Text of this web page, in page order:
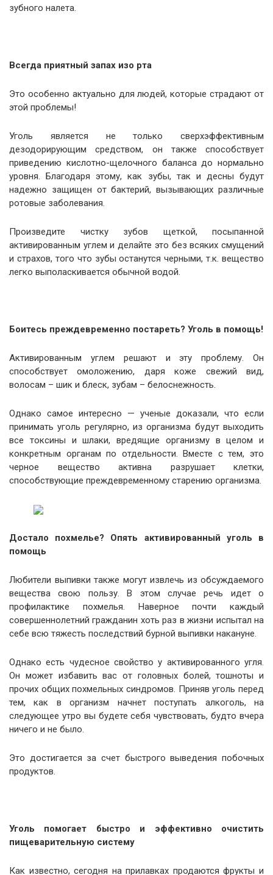
зубного налета.
Всегда приятный запах изо рта
Это особенно актуально для людей, которые страдают от
этой проблемы!
Уголь является не только сверхэффективным
дезодорирующим средством, он также способствует
приведению кислотно-щелочного баланса до нормально
уровня. Благодаря этому, как зубы, так и десны будут
надежно защищен от бактерий, вызывающих различные
ротовые заболевания.
Произведите чистку зубов щеткой, посыпанной
активированным углем и делайте это без всяких смущений
и страхов, того что зубы останутся черными, т.к. вещество
легко выполаскивается обычной водой.
Боитесь преждевременно постареть? Уголь в помощь!
Активированным углем решают и эту проблему. Он
способствует омоложению, даря коже свежий вид,
волосам – шик и блеск, зубам – белоснежность.
Однако самое интересно — ученые доказали, что если
принимать уголь регулярно, из организма будут выходить
все токсины и шлаки, вредящие организму в целом и
конкретным органам по отдельности. Вместе с тем, это
черное вещество активна разрушает клетки,
способствующие преждевременному старению организма.
Достало похмелье? Опять активированный уголь в
помощь
Любители выпивки также могут извлечь из обсуждаемого
вещества свою пользу. В этом случае речь идет о
профилактике похмелья. Наверное почти каждый
совершеннолетний гражданин хоть раз в жизни испытал на
себе всю тяжесть последствий бурной выпивки накануне.
Однако есть чудесное свойство у активированного угля.
Он может избавить вас от головных болей, тошноты и
прочих общих похмельных синдромов. Приняв уголь перед
тем, как в организм начнет поступать алкоголь, на
следующее утро вы будете себя чувствовать, будто вчера
ничего и не было.
Это достигается за счет быстрого выведения побочных
продуктов.
Уголь помогает быстро и эффективно очистить
пищеварительную систему
Как известно, сегодня на прилавках продаются фрукты и